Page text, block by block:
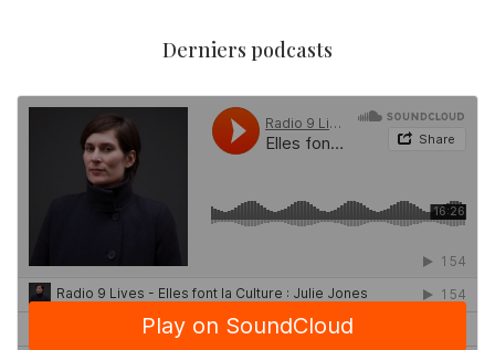
Derniers podcasts